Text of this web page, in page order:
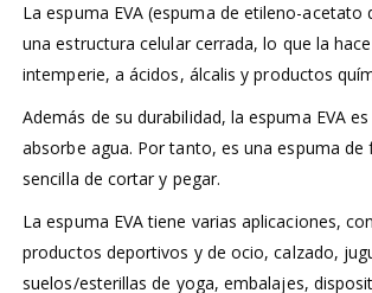
La espuma EVA (espuma de etileno-acetato
una estructura celular cerrada, lo que la
intemperie, a ácidos, álcalis y productos
Además de su durabilidad, la espuma EVA
absorbe agua. Por tanto, es una espuma de
sencilla de cortar y pegar.
La espuma EVA tiene varias aplicaciones,
productos deportivos y de ocio, calzado,
suelos/esterillas de yoga, embalajes,